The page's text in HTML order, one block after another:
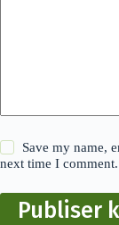
Save my name,
next time I comment.
Publiser